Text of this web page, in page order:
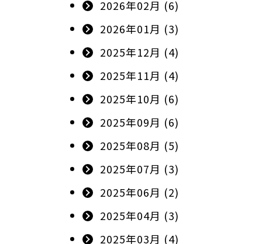
2026年02月 (6)
2026年01月 (3)
2025年12月 (4)
2025年11月 (4)
2025年10月 (6)
2025年09月 (6)
2025年08月 (5)
2025年07月 (3)
2025年06月 (2)
2025年04月 (3)
2025年03月 (4)